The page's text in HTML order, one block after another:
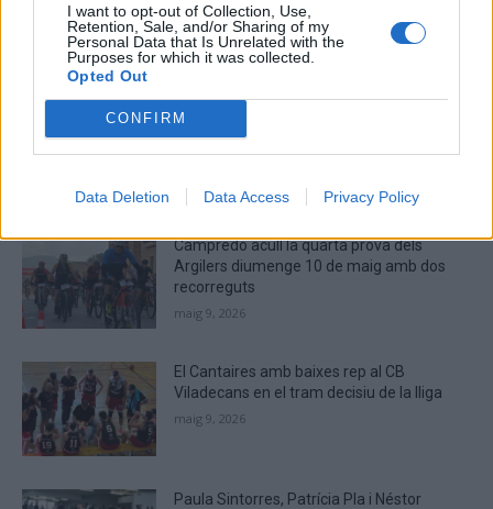
I want to opt-out of Collection, Use,
Retention, Sale, and/or Sharing of my
Personal Data that Is Unrelated with the
Purposes for which it was collected.
Opted Out
CONFIRM
Data Deletion Data Access Privacy Policy
CAPTCHA
that
ÚLTIMES NOTÍCIES
La Cursa de l’Aldea segona d’etiqueta d’or
de la Running Sèries Terres de l’Ebre
Campredó acull la quarta prova dels
Argilers diumenge 10 de maig amb dos
recorreguts
maig 9, 2026
El Cantaires amb baixes rep al CB
Viladecans en el tram decisiu de la lliga
maig 9, 2026
Paula Sintorres, Patrícia Pla i Néstor